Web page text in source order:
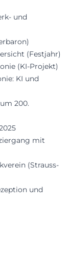
und
(Festjahr)
(KI-Projekt)
KI und
200.
mit
(Strauss-
und